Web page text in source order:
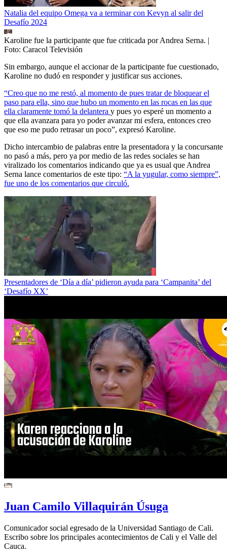
Natalia del equipo Omega va a terminar con Kevyn al salir del
Desafío 2024
Karoline fue la participante que fue criticada por Andrea Serna. |
Foto: Caracol Televisión
Sin embargo, aunque el accionar de la participante fue cuestionado,
Karoline no dudó en responder y justificar sus acciones.
“Creo que no me restó, al momento de pues tratar de bloquear el
paso para ella, sino que hubo un momento en las rocas en las que
ella claramente tomó la delantera y pues yo esperé un momento a
que ella avanzara para yo poder avanzar mi esfera, entonces creo
que eso me pudo retrasar un poco”, expresó Karoline.
Dicho intercambio de palabras entre la presentadora y la concursante
no pasó a más, pero ya por medio de las redes sociales se han
viralizado los comentarios indicando que ya es usual que Andrea
Serna lance comentarios de este tipo: “A la yugular, como siempre”,
fue uno de los comentarios que circuló.
Presentadores de ‘Día a día’ pidieron ayuda para ‘Campanita’ del
‘Desafío XX’
Juan Camilo Villaquirán Úsuga
Comunicador social egresado de la Universidad Santiago de Cali.
Escribo sobre los principales acontecimientos de Cali y el Valle del
Cauca.